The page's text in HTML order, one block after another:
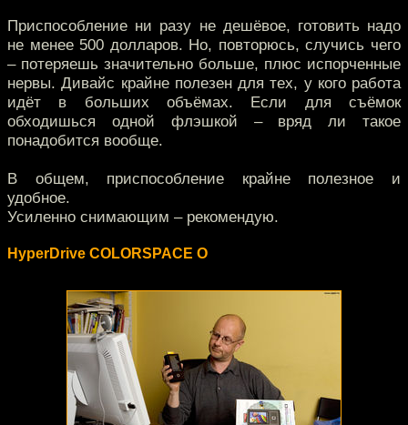
Приспособление ни разу не дешёвое, готовить надо
не менее 500 долларов. Но, повторюсь, случись чего
– потеряешь значительно больше, плюс испорченные
нервы. Дивайс крайне полезен для тех, у кого работа
идёт в больших объёмах. Если для съёмок
обходишься одной флэшкой – вряд ли такое
понадобится вообще.
В общем, приспособление крайне полезное и
удобное.
Усиленно снимающим – рекомендую.
HyperDrive COLORSPACE O